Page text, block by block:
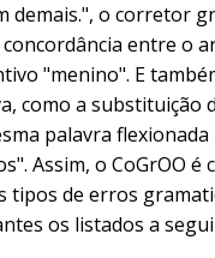
demais.", o corretor
entre o
"menino". E
como a substituição
palavra
Assim, o CoGrOO é
tipos de erros
os listados a